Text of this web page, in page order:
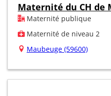
Maternité du CH de
Maternité publique
Maternité de niveau 2
Maubeuge (59600)